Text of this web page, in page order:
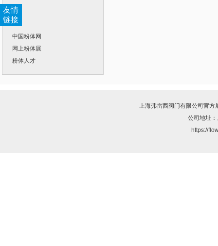
友情
链接
中国粉体网
网上粉体展
粉体人才
上海弗雷西阀门有限公司 官方
公司地址
https://